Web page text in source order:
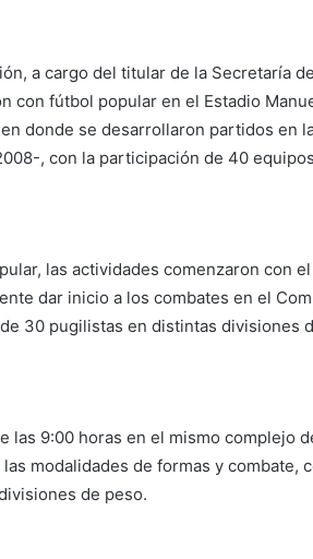
a cargo del titular de la Secretaría
con fútbol popular en el Estadio
en donde se desarrollaron partidos en
, con la participación de 40
las actividades comenzaron con
dar inicio a los combates en el
30 pugilistas en distintas divisiones
las 9:00 horas en el mismo complejo
modalidades de formas y combate,
de peso.